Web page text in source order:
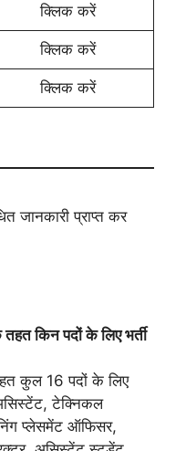
क्लिक करें
क्लिक करें
क्लिक करें
जानकारी प्राप्त कर
किन पदों के लिए भर्ती
कुल 16 पदों के लिए
टेक्निकल
प्लेसमेंट ऑफिसर,